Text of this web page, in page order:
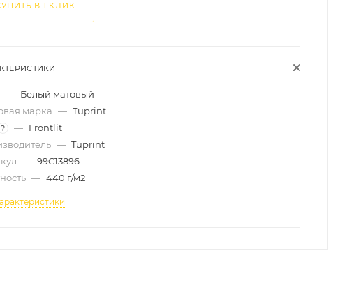
В 1 КЛИК
— Белый матовый
марка — Tuprint
? — Frontlit
— Tuprint
— 99C13896
— 440 г/м2